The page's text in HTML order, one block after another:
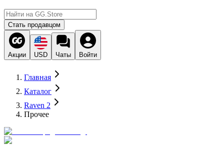
Стать продавцом
Акции USD Чаты Войти
Главная
Каталог
Raven 2
Прочее